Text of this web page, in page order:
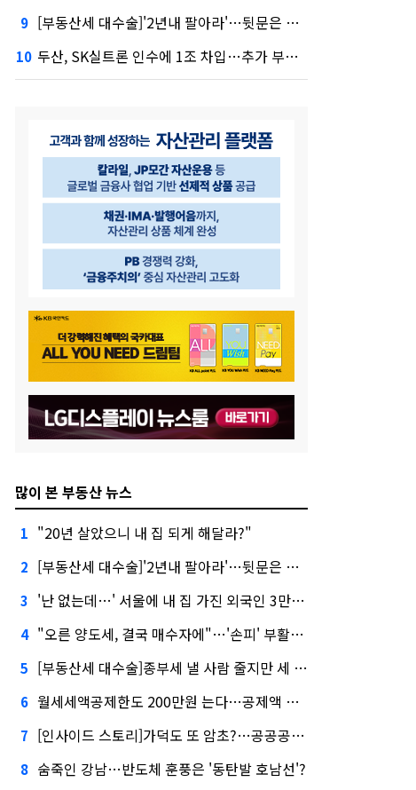
9 [부동산세 대수술]'2년내 팔아라'…뒷문은 열었다
10 두산, SK실트론 인수에 1조 차입…추가 부담은?
많이 본 부동산 뉴스
1 "20년 살았으니 내 집 되게 해달라?"
2 [부동산세 대수술]'2년내 팔아라'…뒷문은 열었다
3 '난 없는데…' 서울에 내 집 가진 외국인 3만3000명
4 "오른 양도세, 결국 매수자에"…'손피' 부활할까?
5 [부동산세 대수술]종부세 낼 사람 줄지만 세 부담 커진다
6 월세세액공제한도 200만원 는다…공제액 최대 54만원↑
7 [인사이드 스토리]가덕도 또 암초?…공공공사의 '굴레'
8 숨죽인 강남…반도체 훈풍은 '동탄발 호남선'?